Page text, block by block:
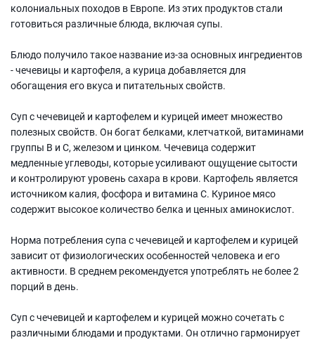
колониальных походов в Европе. Из этих продуктов стали
готовиться различные блюда, включая супы.
Блюдо получило такое название из-за основных ингредиентов
- чечевицы и картофеля, а курица добавляется для
обогащения его вкуса и питательных свойств.
Суп с чечевицей и картофелем и курицей имеет множество
полезных свойств. Он богат белками, клетчаткой, витаминами
группы В и С, железом и цинком. Чечевица содержит
медленные углеводы, которые усиливают ощущение сытости
и контролируют уровень сахара в крови. Картофель является
источником калия, фосфора и витамина C. Куриное мясо
содержит высокое количество белка и ценных аминокислот.
Норма потребления супа с чечевицей и картофелем и курицей
зависит от физиологических особенностей человека и его
активности. В среднем рекомендуется употреблять не более 2
порций в день.
Суп с чечевицей и картофелем и курицей можно сочетать с
различными блюдами и продуктами. Он отлично гармонирует